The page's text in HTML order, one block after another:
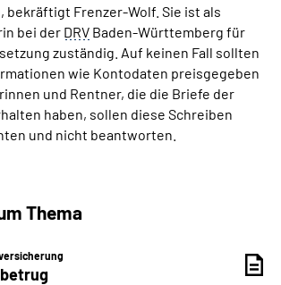
bekräftigt Frenzer-Wolf. Sie ist als
bei der DRV Baden-Württemberg für
zuständig. Auf keinen Fall sollten
wie Kontodaten preisgegeben
und Rentner, die die Briefe der
haben, sollen diese Schreiben
und nicht beantworten.
Thema